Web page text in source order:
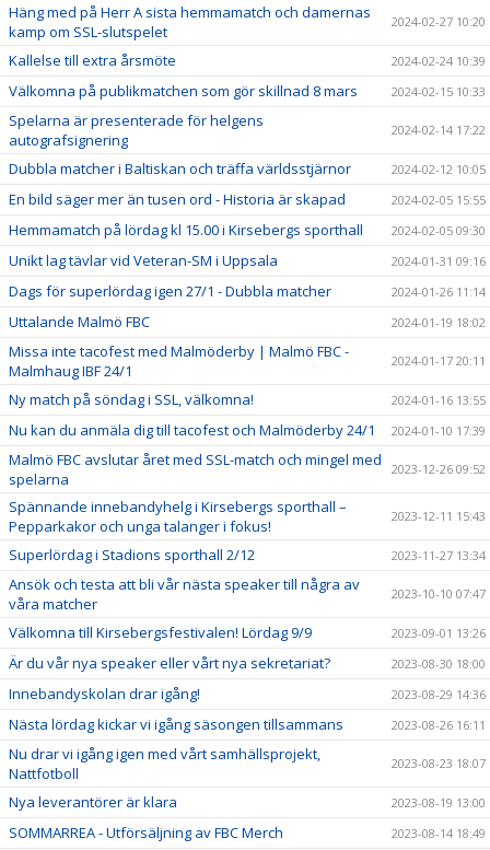
Häng med på Herr A sista hemmamatch och damernas
kamp om SSL-slutspelet
2024-02-27 10:20
Kallelse till extra årsmöte 2024-02-24 10:39
Välkomna på publikmatchen som gör skillnad 8 mars 2024-02-15 10:33
Spelarna är presenterade för helgens
autografsignering
2024-02-14 17:22
Dubbla matcher i Baltiskan och träffa världsstjärnor 2024-02-12 10:05
En bild säger mer än tusen ord - Historia är skapad 2024-02-05 15:55
Hemmamatch på lördag kl 15.00 i Kirsebergs sporthall 2024-02-05 09:30
Unikt lag tävlar vid Veteran-SM i Uppsala 2024-01-31 09:16
Dags för superlördag igen 27/1 - Dubbla matcher 2024-01-26 11:14
Uttalande Malmö FBC 2024-01-19 18:02
Missa inte tacofest med Malmöderby | Malmö FBC -
Malmhaug IBF 24/1
2024-01-17 20:11
Ny match på söndag i SSL, välkomna! 2024-01-16 13:55
Nu kan du anmäla dig till tacofest och Malmöderby 24/1 2024-01-10 17:39
Malmö FBC avslutar året med SSL-match och mingel med
spelarna
2023-12-26 09:52
Spännande innebandyhelg i Kirsebergs sporthall –
Pepparkakor och unga talanger i fokus!
2023-12-11 15:43
Superlördag i Stadions sporthall 2/12 2023-11-27 13:34
Ansök och testa att bli vår nästa speaker till några av
våra matcher
2023-10-10 07:47
Välkomna till Kirsebergsfestivalen! Lördag 9/9 2023-09-01 13:26
Är du vår nya speaker eller vårt nya sekretariat? 2023-08-30 18:00
Innebandyskolan drar igång! 2023-08-29 14:36
Nästa lördag kickar vi igång säsongen tillsammans 2023-08-26 16:11
Nu drar vi igång igen med vårt samhällsprojekt,
Nattfotboll
2023-08-23 18:07
Nya leverantörer är klara 2023-08-19 13:00
SOMMARREA - Utförsäljning av FBC Merch 2023-08-14 18:49